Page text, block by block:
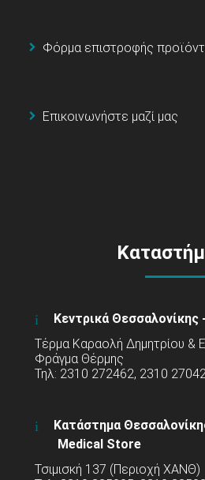
Φόρμα επιστροφής
Επικοινωνήστε μαζί μας
Κεντρικά Θεσσαλονίκης
Τέρμα Καραολή Δημητρίου &
Φράγμα Θέρμης
Τηλ: 2310 272462, 2310
Κατάστημα
Medical Store
Τσιμισκή 137 (Περιοχή ΧΑΝΘ)